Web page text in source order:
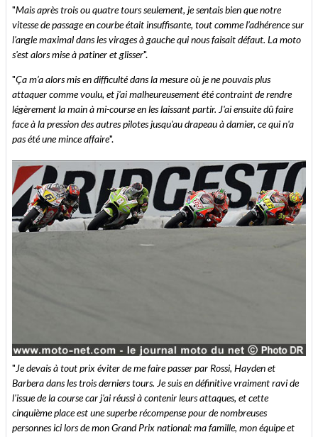
"Mais après trois ou quatre tours seulement, je sentais bien que notre
vitesse de passage en courbe était insuffisante, tout comme l’adhérence sur
l'angle maximal dans les virages à gauche qui nous faisait défaut. La moto
s'est alors mise à patiner et glisser".
"Ça m’a alors mis en difficulté dans la mesure où je ne pouvais plus
attaquer comme voulu, et j'ai malheureusement été contraint de rendre
légèrement la main à mi-course en les laissant partir. J'ai ensuite dû faire
face à la pression des autres pilotes jusqu'au drapeau à damier, ce qui n'a
pas été une mince affaire".
"Je devais à tout prix éviter de me faire passer par Rossi, Hayden et
Barbera dans les trois derniers tours. Je suis en définitive vraiment ravi de
l'issue de la course car j'ai réussi à contenir leurs attaques, et cette
cinquième place est une superbe récompense pour de nombreuses
personnes ici lors de mon Grand Prix national: ma famille, mon équipe et